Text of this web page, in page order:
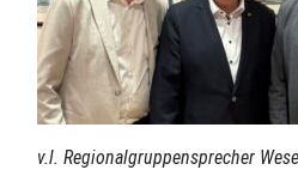
v.l. Regionalgruppensprecher